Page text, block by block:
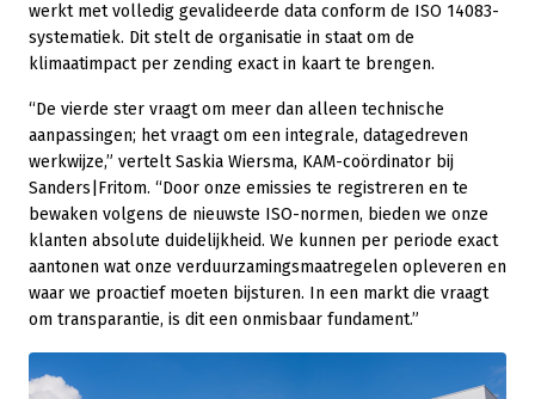
werkt met volledig gevalideerde data conform de ISO 14083-
systematiek. Dit stelt de organisatie in staat om de
klimaatimpact per zending exact in kaart te brengen.
“De vierde ster vraagt om meer dan alleen technische
aanpassingen; het vraagt om een integrale, datagedreven
werkwijze,” vertelt Saskia Wiersma, KAM-coördinator bij
Sanders|Fritom. “Door onze emissies te registreren en te
bewaken volgens de nieuwste ISO-normen, bieden we onze
klanten absolute duidelijkheid. We kunnen per periode exact
aantonen wat onze verduurzamingsmaatregelen opleveren en
waar we proactief moeten bijsturen. In een markt die vraagt
om transparantie, is dit een onmisbaar fundament.”